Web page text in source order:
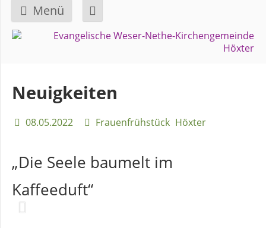
Menü
Navigation
GEMEINDE
Über
uns
Gremien
und
Neuigkeiten
08.05.2022 Frauenfrühstück Höxter
„Die Seele baumelt im
Kaffeeduft“